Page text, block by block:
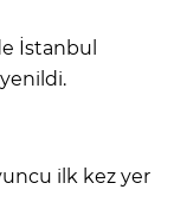
İstanbul
ilk kez yer